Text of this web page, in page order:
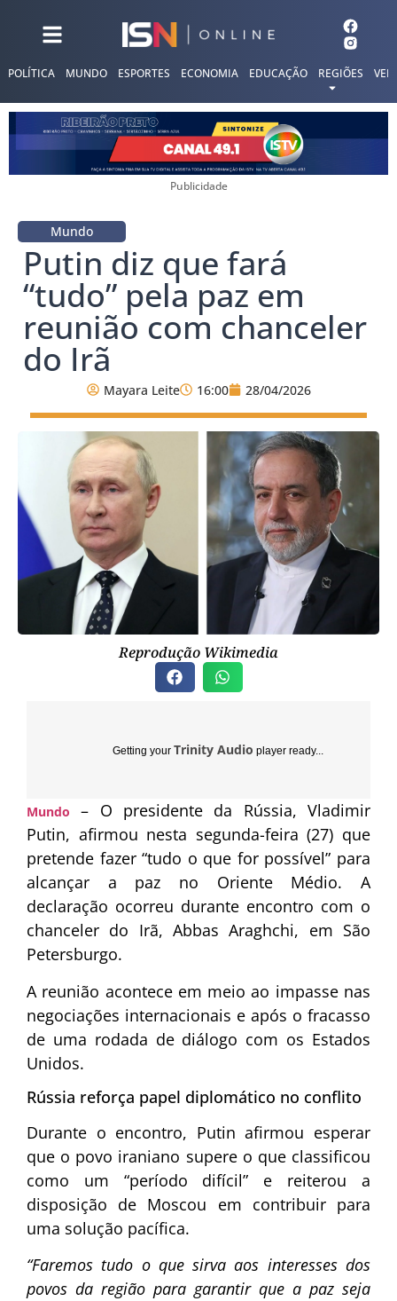
POLÍTICA MUNDO ESPORTES ECONOMIA EDUCAÇÃO REGIÕES
Publicidade
Mundo
Putin diz que fará
“tudo” pela paz em
reunião com chanceler
do Irã
Mayara Leite 16:00 28/04/2026
Reprodução Wikimedia
Getting your Trinity Audio player ready...
Mundo – O presidente da Rússia,Vladimir
Putin, afirmou nesta segunda-feira (27) que
pretende fazer “tudo o que for possível” para
alcançar a paz no Oriente Médio. A
declaração ocorreu durante encontro com o
chanceler do Irã,Abbas Araghchi, em São
Petersburgo.
A reunião acontece em meio ao impasse nas
negociações internacionais e após o fracasso
de uma rodada de diálogo com os Estados
Unidos.
Rússia reforça papel diplomático no conflito
Durante o encontro, Putin afirmou esperar
que o povo iraniano supere o que classificou
como um “período difícil” e reiterou a
disposição de Moscou em contribuir para
uma solução pacífica.
“Faremos tudo o que sirva aos interesses dos
povos da região para garantir que a paz seja